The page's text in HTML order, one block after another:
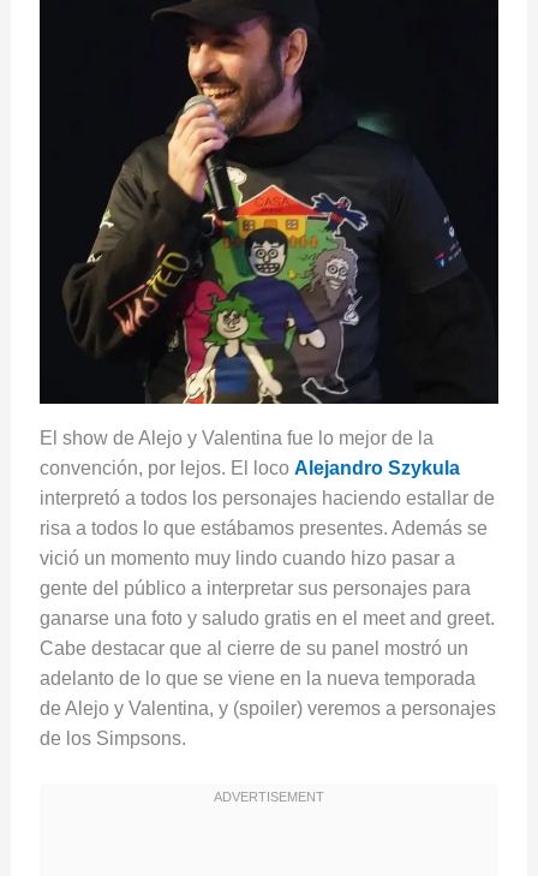
El show de Alejo y Valentina fue lo mejor de la
convención, por lejos. El loco Alejandro Szykula
interpretó a todos los personajes haciendo estallar de
risa a todos lo que estábamos presentes. Además se
vició un momento muy lindo cuando hizo pasar a
gente del público a interpretar sus personajes para
ganarse una foto y saludo gratis en el meet and greet.
Cabe destacar que al cierre de su panel mostró un
adelanto de lo que se viene en la nueva temporada
de Alejo y Valentina, y (spoiler) veremos a personajes
de los Simpsons.